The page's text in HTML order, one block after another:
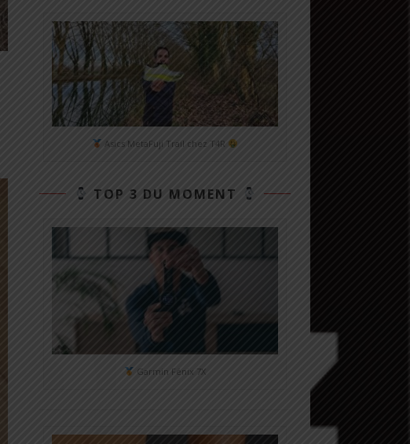
Asics MetaFuji Trail chez T4R
TOP 3 DU MOMENT
Garmin Fénix 7X